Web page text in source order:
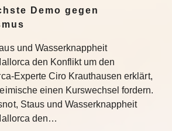
Demo gegen
und Wasserknappheit
den Konflikt um den
Experte Ciro Krauthausen erklärt,
einen Kurswechsel fordern.
Staus und Wasserknappheit
den…